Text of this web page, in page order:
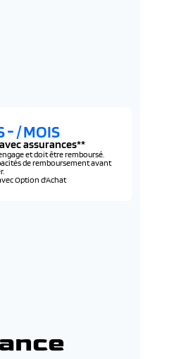
-/ MOIS
assurances**
et doit être remboursé.
de remboursement avant
Option d'Achat